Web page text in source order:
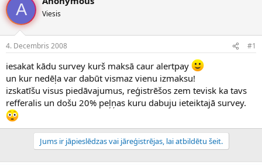
e
d
i
n
u
z
s
ā
c
ē
a
u
m
s
A Viesis
4. Decembris 2008 #1
iesakat kādu survey kurš maksā caur alertpay
un kur nedēļa var dabūt vismaz vienu izmaksu!
izskatīšu visus piedāvajumus, reģistrēšos zem tevisk ka tavs
refferalis un došu 20% peļņas kuru dabuju ieteiktajā survey.
Jums ir jāpieslēdzas vai jāreģistrējas, lai atbildētu šeit.